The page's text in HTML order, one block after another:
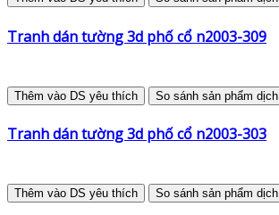
Tranh dán tường 3d phố cổ n2003-309
Thêm vào DS yêu thích So sánh sản phẩm
Tranh dán tường 3d phố cổ n2003-303
Thêm vào DS yêu thích So sánh sản phẩm